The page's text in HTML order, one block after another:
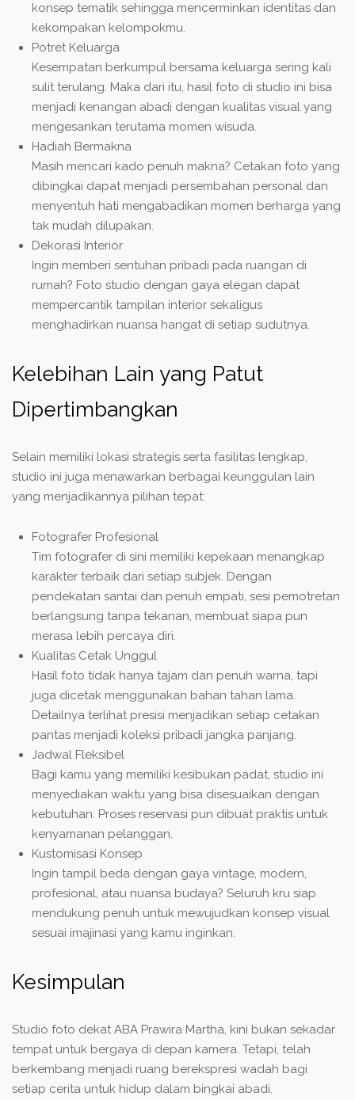
konsep tematik sehingga mencerminkan identitas dan
kekompakan kelompokmu.
Potret Keluarga
Kesempatan berkumpul bersama keluarga sering kali
sulit terulang. Maka dari itu, hasil foto di studio ini bisa
menjadi kenangan abadi dengan kualitas visual yang
mengesankan terutama momen wisuda.
Hadiah Bermakna
Masih mencari kado penuh makna? Cetakan foto yang
dibingkai dapat menjadi persembahan personal dan
menyentuh hati mengabadikan momen berharga yang
tak mudah dilupakan.
Dekorasi Interior
Ingin memberi sentuhan pribadi pada ruangan di
rumah? Foto studio dengan gaya elegan dapat
mempercantik tampilan interior sekaligus
menghadirkan nuansa hangat di setiap sudutnya.
Kelebihan Lain yang Patut
Dipertimbangkan
Selain memiliki lokasi strategis serta fasilitas lengkap,
studio ini juga menawarkan berbagai keunggulan lain
yang menjadikannya pilihan tepat:
Fotografer Profesional
Tim fotografer di sini memiliki kepekaan menangkap
karakter terbaik dari setiap subjek. Dengan
pendekatan santai dan penuh empati, sesi pemotretan
berlangsung tanpa tekanan, membuat siapa pun
merasa lebih percaya diri.
Kualitas Cetak Unggul
Hasil foto tidak hanya tajam dan penuh warna, tapi
juga dicetak menggunakan bahan tahan lama.
Detailnya terlihat presisi menjadikan setiap cetakan
pantas menjadi koleksi pribadi jangka panjang.
Jadwal Fleksibel
Bagi kamu yang memiliki kesibukan padat, studio ini
menyediakan waktu yang bisa disesuaikan dengan
kebutuhan. Proses reservasi pun dibuat praktis untuk
kenyamanan pelanggan.
Kustomisasi Konsep
Ingin tampil beda dengan gaya vintage, modern,
profesional, atau nuansa budaya? Seluruh kru siap
mendukung penuh untuk mewujudkan konsep visual
sesuai imajinasi yang kamu inginkan.
Kesimpulan
Studio foto dekat ABA Prawira Martha, kini bukan sekadar
tempat untuk bergaya di depan kamera. Tetapi, telah
berkembang menjadi ruang berekspresi wadah bagi
setiap cerita untuk hidup dalam bingkai abadi.